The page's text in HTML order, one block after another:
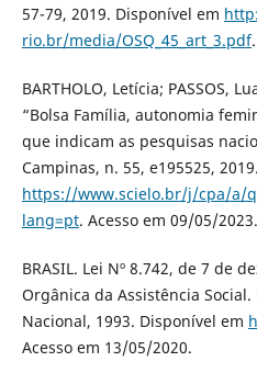
57-79, 2019. Disponível em
rio.br/media/OSQ_45_art_3.pdf
BARTHOLO, Letícia; PASSOS,
“Bolsa Família, autonomia
que indicam as pesquisas
Campinas, n. 55, e195525,
https://www.scielo.br/j/cpa/a/
lang=pt. Acesso em 09/05/2023.
BRASIL. Lei Nº 8.742, de 7 de
Orgânica da Assistência
Nacional, 1993. Disponível em
Acesso em 13/05/2020.